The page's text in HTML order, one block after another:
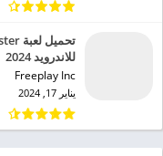
للاندرويد 2024
Freeplay Inc‏
يناير 17, 2024